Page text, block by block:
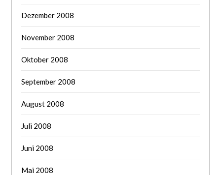
Dezember 2008
November 2008
Oktober 2008
September 2008
August 2008
Juli 2008
Juni 2008
Mai 2008